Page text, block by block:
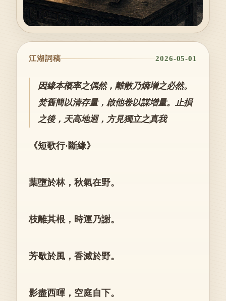
江湖詞稿 2026-05-01
因緣本概率之偶然，離散乃熵增之必然。
焚舊簡以清存量，啟他卷以謀增量。止損
之後，天高地迥，方見獨立之真我
《短歌行·斷緣》
葉墮於林，秋氣在野。
枝離其根，時運乃謝。
芳歇於風，香滅於野。
影盡西暉，空庭自下。